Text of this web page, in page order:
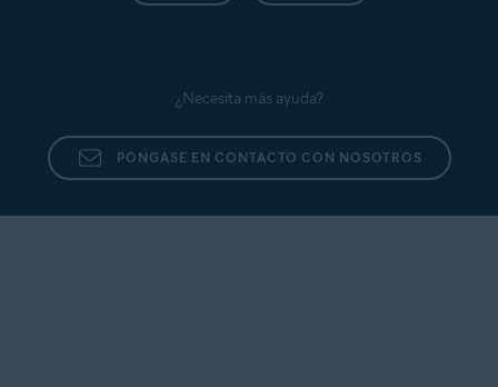
¿Necesita más ayuda?
PÓNGASE EN CONTACTO CON NOSOTROS